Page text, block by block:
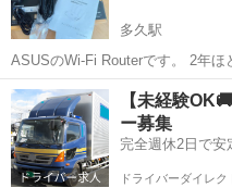
多久駅
ASUSのWi-Fi Routerです。 2年ほど使用しま
タのみです。 箱や保証書が見つかればお付
格 - 最新のWi-Fi規格802.11AX (Wi-
佐賀 多久市 多久駅 そ
【未経験
ー募集
完全週休2日で安
ドライバーダイレク